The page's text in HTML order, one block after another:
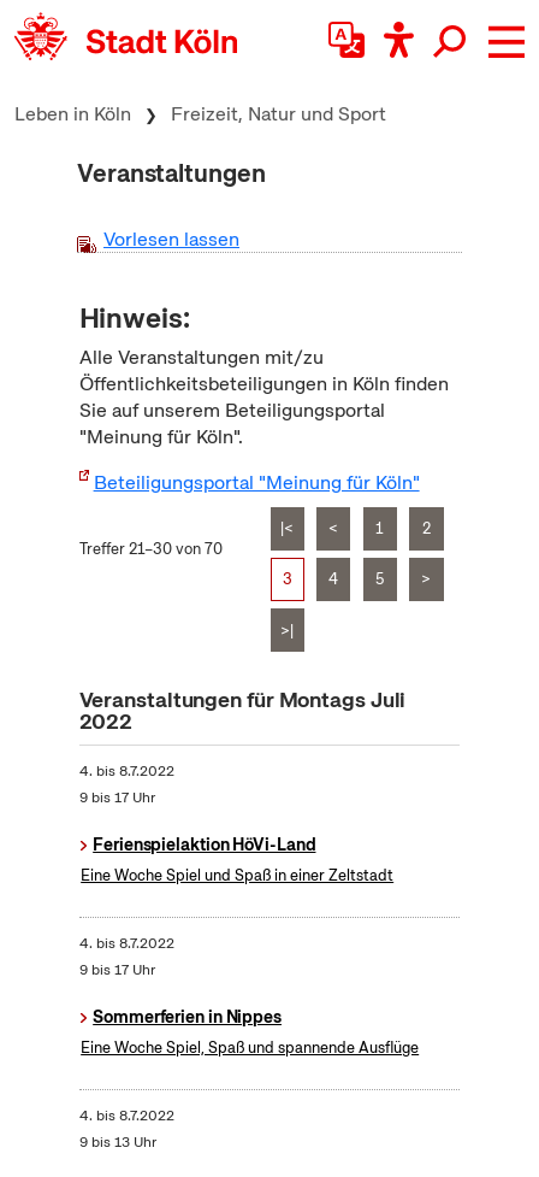
zum Inhalt springen
Leben in Köln Freizeit, Natur und Sport
Veranstaltungen
Vorlesen lassen
Hinweis:
Alle Veranstaltungen mit/zu
Öffentlichkeitsbeteiligungen in Köln finden
Sie auf unserem Beteiligungsportal
"Meinung für Köln".
Beteiligungsportal "Meinung für Köln"
Treffer 21–30 von 70
|< < 1 2
3 4 5 >
>|
Veranstaltungen für Montags Juli
2022
4. bis8.7.2022
9 bis 17 Uhr
Ferienspielaktion HöVi-Land
Eine Woche Spiel und Spaß in einer Zeltstadt
4. bis8.7.2022
9 bis 17 Uhr
Sommerferien in Nippes
Eine Woche Spiel, Spaß und spannende Ausflüge
4. bis8.7.2022
9 bis 13 Uhr